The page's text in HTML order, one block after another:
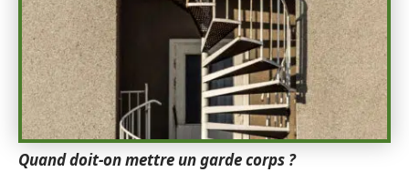
Quand doit-on mettre un garde corps ?